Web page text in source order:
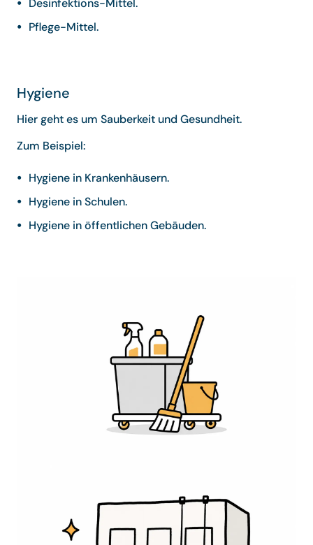
Desinfektions-Mittel.
Pflege-Mittel.
Hygiene
Hier geht es um Sauberkeit und Gesundheit.
Zum Beispiel:
Hygiene in Krankenhäusern.
Hygiene in Schulen.
Hygiene in öffentlichen Gebäuden.